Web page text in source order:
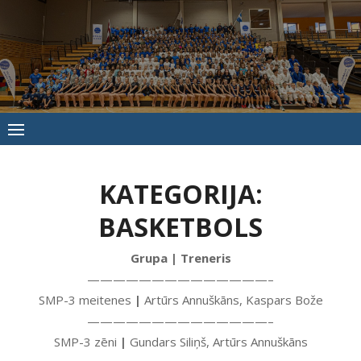
to
content
Jūrmalas
Sporta
skola
KATEGORIJA:
BASKETBOLS
Grupa | Treneris
——————————————–
SMP-3 meitenes | Artūrs Annuškāns, Kaspars Bože
——————————————–
SMP-3 zēni | Gundars Siliņš, Artūrs Annuškāns